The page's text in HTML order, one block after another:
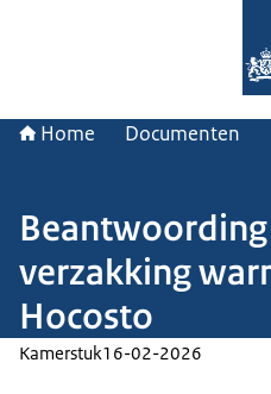
Home Documenten
verzakking
Hocosto
Kamerstuk16-02-2026